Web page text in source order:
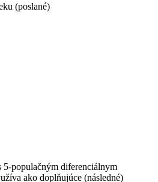
(poslané)
5-populačným diferenciálnym
ako doplňujúce (následné)